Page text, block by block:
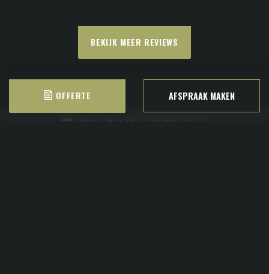
BEKIJK MEER REVIEWS
OFFERTE AFSPRAAK MAKEN
HUISGEMAAKT